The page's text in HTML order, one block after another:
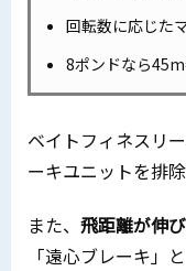
回転数に応じた
8ポンドなら
ベイトフィネスリ
ーキユニットを排
また、 飛距離が伸
「遠心ブレーキ」